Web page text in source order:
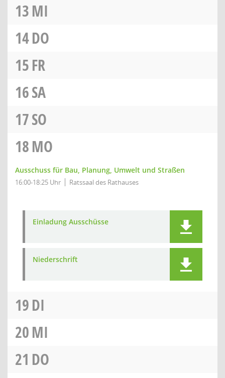
13MI
14DO
15FR
16SA
17SO
18MO
Ausschuss für Bau, Planung, Umwelt und Straßen
16:00-18:25 Uhr Ratssaal des Rathauses
Einladung Ausschüsse
Niederschrift
19DI
20MI
21 DO